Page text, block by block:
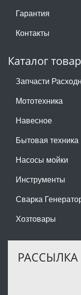
Гарантия
Контакты
Каталог
Запчасти
Мототехника
Навесное
Бытовая техника
Насосы мойки
Инструменты
Сварка
Хозтовары
РАССЫЛКА